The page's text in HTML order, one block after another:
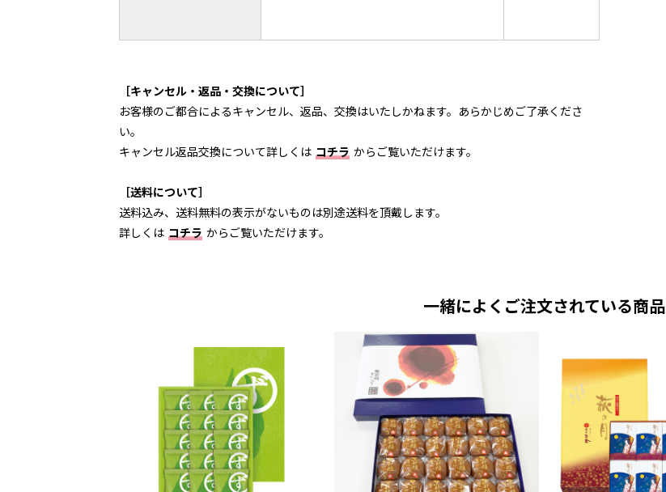
［キャンセル・返品・交換について］
お客様のご都合によるキャンセル、返品、交換はいたしかねます。あらかじめご了承くださ
い。
キャンセル返品交換について詳しくは コチラ からご覧いただけます。
［送料について］
送料込み、送料無料の表示がないものは別途送料を頂戴します。
詳しくは コチラ からご覧いただけます。
一緒によくご注文されている商品